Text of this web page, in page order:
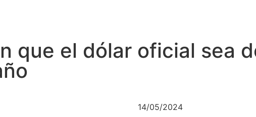
que el dólar oficial sea
14/05/2024